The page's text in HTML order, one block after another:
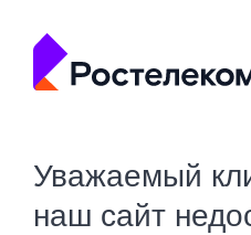
Уважаемый
наш сайт